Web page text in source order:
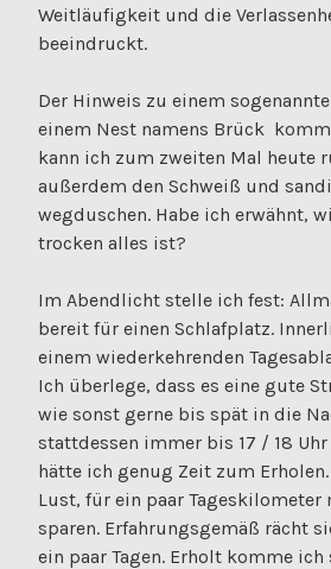
Weitläufigkeit und die
beeindruckt.
Der Hinweis zu einem
einem Nest namens Brück
kann ich zum zweiten Mal heute
außerdem den Schweiß und
wegduschen. Habe ich erwähnt,
trocken alles ist?
Im Abendlicht stelle ich fest:
bereit für einen Schlafplatz.
einem wiederkehrenden
Ich überlege, dass es eine gute
wie sonst gerne bis spät in die
stattdessen immer bis 17 / 18 Uhr
hätte ich genug Zeit zum
Lust, für ein paar Tageskilometer
sparen. Erfahrungsgemäß rächt
ein paar Tagen. Erholt komme